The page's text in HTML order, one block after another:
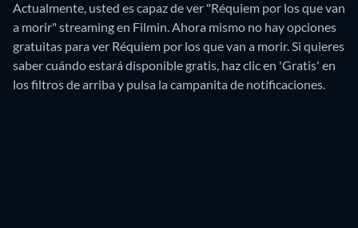
Actualmente, usted es capaz de ver "Réquiem por los que van
a morir" streaming en Filmin.Ahora mismo no hay opciones
gratuitas para ver Réquiem por los que van a morir. Si quieres
saber cuándo estará disponible gratis, haz clic en 'Gratis' en
los filtros de arriba y pulsa la campanita de notificaciones.